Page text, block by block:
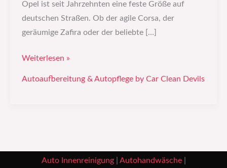
Opel ist seit Jahrzehnten eine feste Größe auf
deutschen Straßen. Ob der agile Corsa, der
geräumige Zafira oder der beliebte […]
Weiterlesen »
Autoaufbereitung & Autopflege by Car Clean Devils
Auto Innenreinigung| Autohandwäsche|